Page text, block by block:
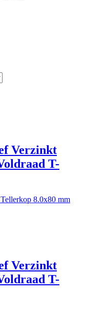
Verzinkt
T-
Verzinkt
T-